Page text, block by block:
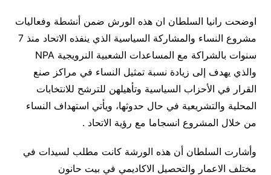
اوضحت رانيا السلطان ان هذه الورش ضمن أنشطة وفعاليات
مشروع النساء والمشاركة السياسية الذي ينفذه الاتحاد منذ 7
سنوات بالشراكة مع المساعدات الشعبية النرويجية NPA
والذي يهدف إلى زيادة نسبة تمثيل النساء في مراكز صنع
القرار في الأحزاب السياسية وتأهيلهن للترشح للانتخابات
المحلية والتشريعية في حال حدوثها، ويأتي استهداف النساء
من خلال المشروع انسجاما مع رؤية الاتحاد .
وأشارت السلطان أن هذه الورشة كانت مطلب لسيدات في
مختلف الاعمار والتحصيل الاكاديمي في بيت حانون